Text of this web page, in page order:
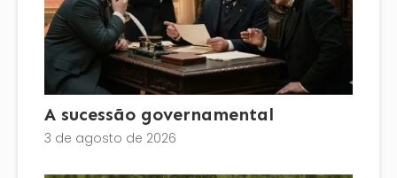
A sucessão governamental
3 de agosto de 2026